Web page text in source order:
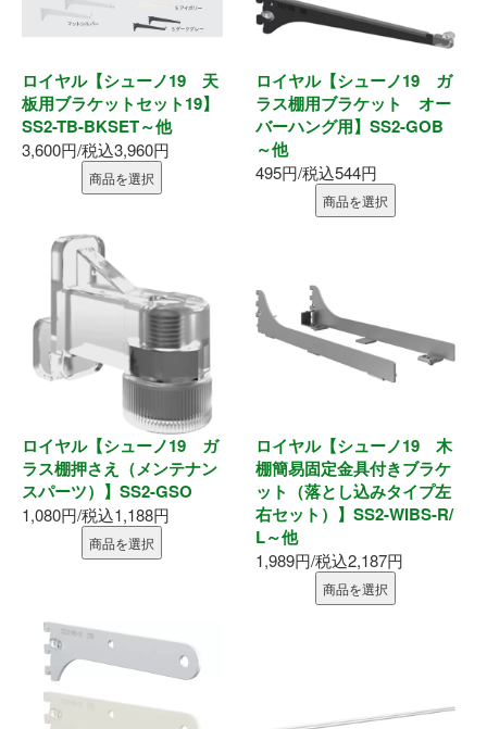
ロイヤル【シューノ19 天
板用ブラケットセット19】
SS2-TB-BKSET～他
3,600円/税込3,960円
商品を選択
ロイヤル【シューノ19 ガ
ラス棚用ブラケット オー
バーハング用】SS2-GOB
～他
495円/税込544円
商品を選択
ロイヤル【シューノ19 ガ
ラス棚押さえ（メンテナン
スパーツ）】SS2-GSO
1,080円/税込1,188円
商品を選択
ロイヤル【シューノ19 木
棚簡易固定金具付きブラケ
ット（落とし込みタイプ左
右セット）】SS2-WIBS-R/
L～他
1,989円/税込2,187円
商品を選択